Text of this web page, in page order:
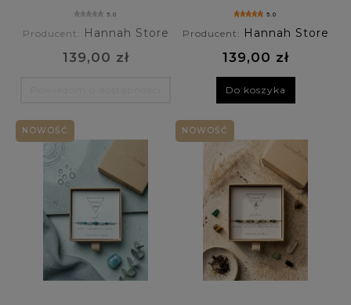
Cena: (wybierz)
Nowość: (wybierz)
Promocja: nie
kamień słoneczny,
5.0
Producent: Hannah Store
139,00 zł
szafir, fluoryt,
labradoryt
5.0
Producent: Hannah Store
139,00 zł
Do koszyka
NOWOŚĆ NOWOŚĆ